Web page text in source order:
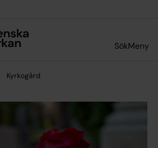
SökMeny
Kyrkogård